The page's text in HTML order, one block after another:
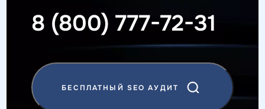
8 (800) 777-72-31
БЕСПЛАТНЫЙ SEO АУДИТ